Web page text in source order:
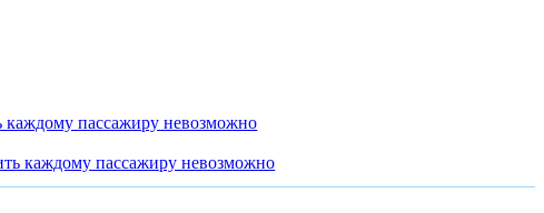
пассажиру невозможно